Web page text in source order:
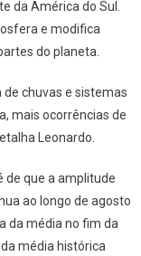
da América do Sul.
e modifica
do planeta.
de chuvas e sistemas
mais ocorrências de
Leonardo.
de que a amplitude
ao longo de agosto
da média no fim da
média histórica